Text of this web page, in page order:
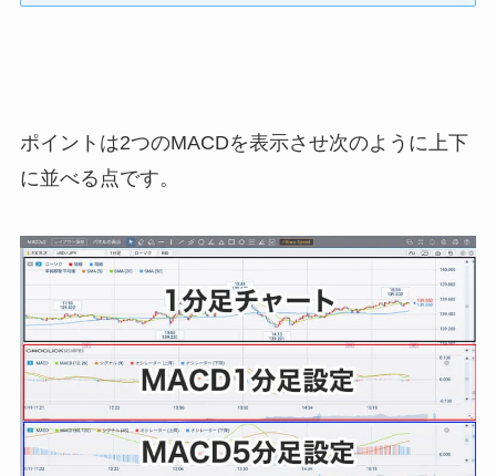
ポイントは2つのMACDを表示させ次のように上下
に並べる点です。